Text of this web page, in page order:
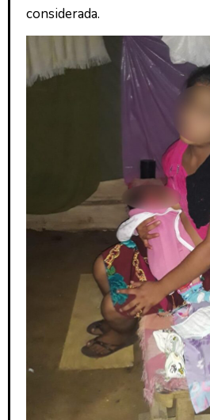
considerada.